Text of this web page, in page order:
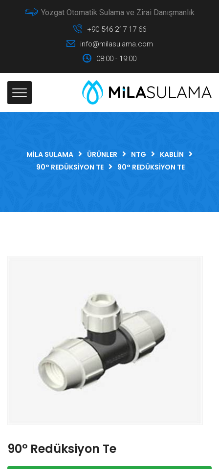
Yozgat Otomatik Sulama ve Zirai Danışmanlık
+90 546 217 17 66
info@milasulama.com
08:00 - 19:00
MILA SULAMA ÜRÜNLER NTG
KABLIN
90° REDÜKSIYON TE
90° REDÜKSIYON TE
90° Redüksiyon Te